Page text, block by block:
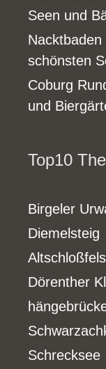
Seen und
schönsten
Coburg
und
Top10
Birgeler
Diemelsteig
Dörenther
Schrecksee